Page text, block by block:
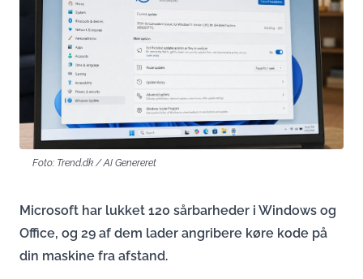
Foto: Trend.dk / AI Genereret
Microsoft har lukket 120 sårbarheder i Windows og
Office, og 29 af dem lader angribere køre kode på
din maskine fra afstand.